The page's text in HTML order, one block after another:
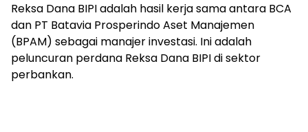
Reksa Dana BIPI adalah hasil kerja sama antara BCA
dan PT Batavia Prosperindo Aset Manajemen
(BPAM) sebagai manajer investasi. Ini adalah
peluncuran perdana Reksa Dana BIPI di sektor
perbankan.